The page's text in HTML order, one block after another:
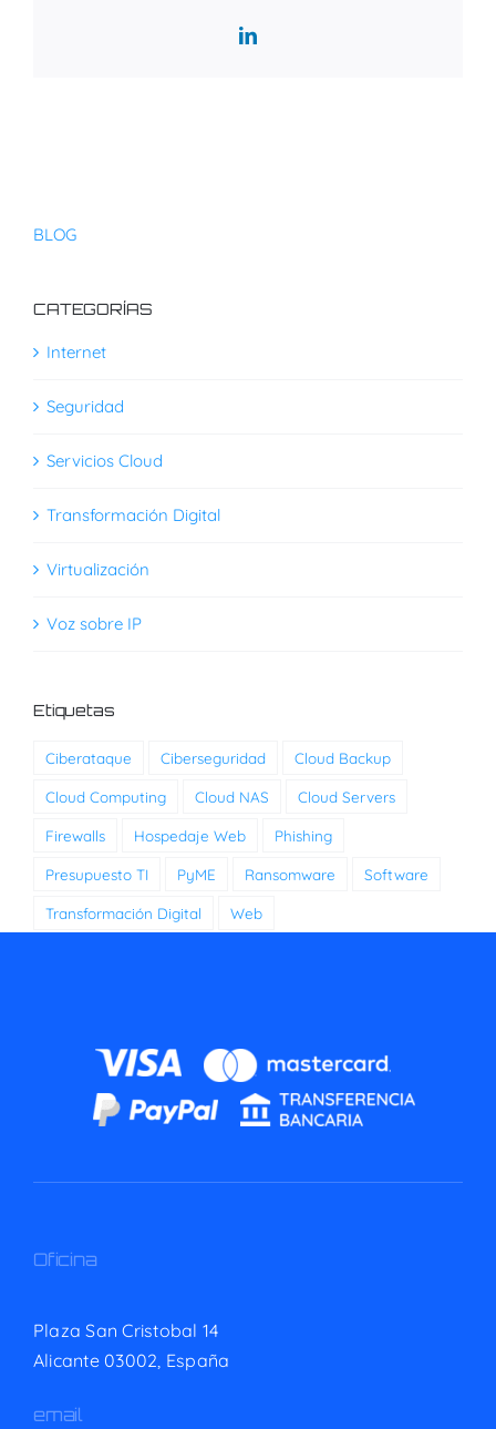
LinkedIn
BLOG
CATEGORÍAS
Internet
Seguridad
Servicios Cloud
Transformación Digital
Virtualización
Voz sobre IP
Etiquetas
Ciberataque Ciberseguridad Cloud Backup
Cloud Computing Cloud NAS Cloud Servers
Firewalls Hospedaje Web Phishing
Presupuesto TI PyME Ransomware Software
Transformación Digital Web
Oficina
Plaza San Cristobal 14
Alicante 03002, España
email